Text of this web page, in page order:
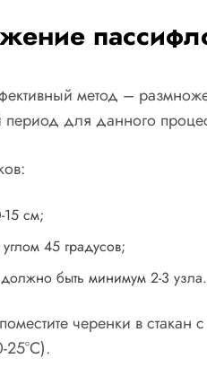
метод –
для данного
см;
45 градусов;
быть минимум 2-3 узла.
черенки в